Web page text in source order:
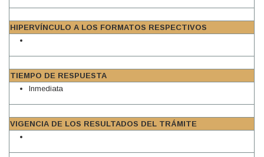
HIPERVÍNCULO A LOS FORMATOS RESPECTIVOS
TIEMPO DE RESPUESTA
Inmediata
VIGENCIA DE LOS RESULTADOS DEL TRÁMITE